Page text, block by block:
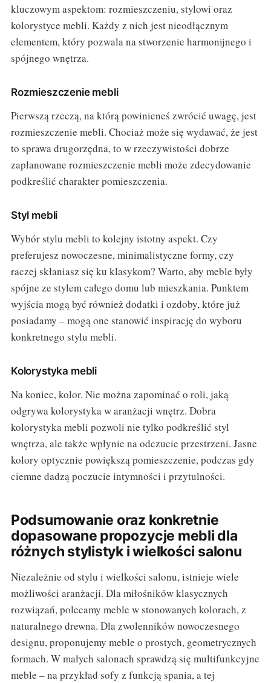
kluczowym aspektom: rozmieszczeniu, stylowi oraz
kolorystyce mebli. Każdy z nich jest nieodłącznym
elementem, który pozwala na stworzenie harmonijnego i
spójnego wnętrza.
Rozmieszczenie mebli
Pierwszą rzeczą, na którą powinieneś zwrócić uwagę, jest
rozmieszczenie mebli. Chociaż może się wydawać, że jest
to sprawa drugorzędna, to w rzeczywistości dobrze
zaplanowane rozmieszczenie mebli może zdecydowanie
podkreślić charakter pomieszczenia.
Styl mebli
Wybór stylu mebli to kolejny istotny aspekt. Czy
preferujesz nowoczesne, minimalistyczne formy, czy
raczej skłaniasz się ku klasykom? Warto, aby meble były
spójne ze stylem całego domu lub mieszkania. Punktem
wyjścia mogą być również dodatki i ozdoby, które już
posiadamy – mogą one stanowić inspirację do wyboru
konkretnego stylu mebli.
Kolorystyka mebli
Na koniec, kolor. Nie można zapominać o roli, jaką
odgrywa kolorystyka w aranżacji wnętrz. Dobra
kolorystyka mebli pozwoli nie tylko podkreślić styl
wnętrza, ale także wpłynie na odczucie przestrzeni. Jasne
kolory optycznie powiększą pomieszczenie, podczas gdy
ciemne dadzą poczucie intymności i przytulności.
Podsumowanie oraz konkretnie
dopasowane propozycje mebli dla
różnych stylistyk i wielkości salonu
Niezależnie od stylu i wielkości salonu, istnieje wiele
możliwości aranżacji. Dla miłośników klasycznych
rozwiązań, polecamy meble w stonowanych kolorach, z
naturalnego drewna. Dla zwolenników nowoczesnego
designu, proponujemy meble o prostych, geometrycznych
formach. W małych salonach sprawdzą się multifunkcyjne
meble – na przykład sofy z funkcją spania, a tej